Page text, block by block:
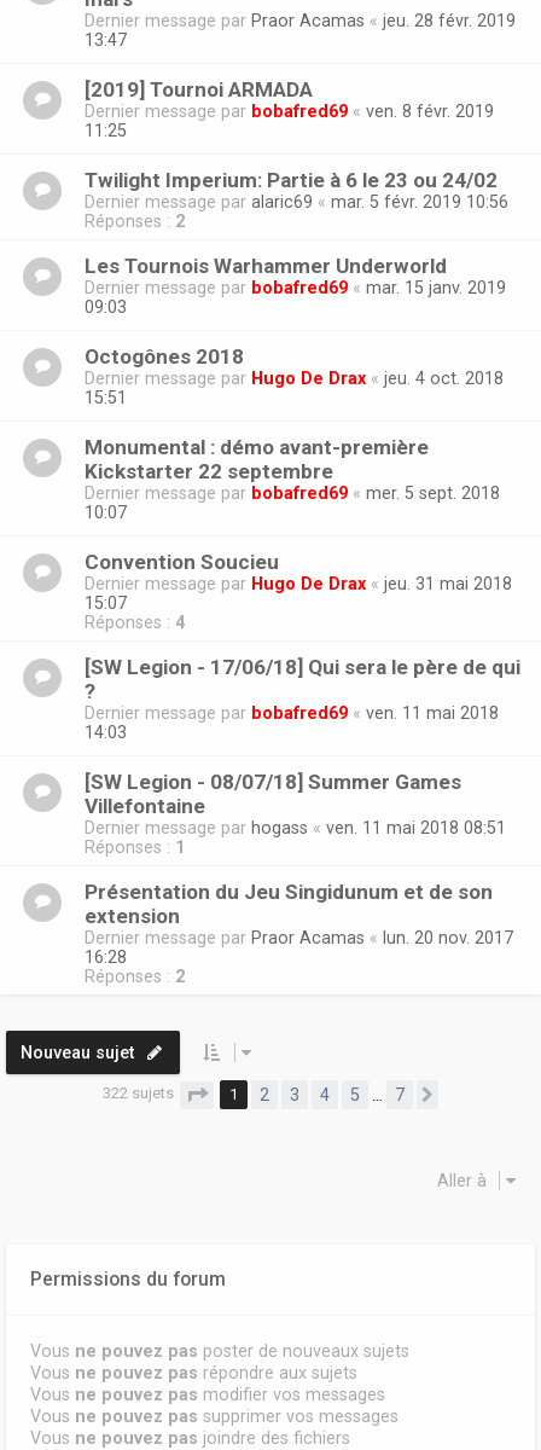
Dernier message par Praor Acamas « jeu. 28 févr. 2019
13:47
[2019] Tournoi ARMADA
Dernier message par bobafred69 « ven. 8 févr. 2019
11:25
Twilight Imperium: Partie à 6 le 23 ou 24/02
Dernier message par alaric69 « mar. 5 févr. 2019 10:56
Réponses : 2
Les Tournois Warhammer Underworld
Dernier message par bobafred69 « mar. 15 janv. 2019
09:03
Octogônes 2018
Dernier message par Hugo De Drax « jeu. 4 oct. 2018
15:51
Monumental : démo avant-première
Kickstarter 22 septembre
Dernier message par bobafred69 « mer. 5 sept. 2018
10:07
Convention Soucieu
Dernier message par Hugo De Drax « jeu. 31 mai 2018
15:07
Réponses : 4
[SW Legion - 17/06/18] Qui sera le père de qui
?
Dernier message par bobafred69 « ven. 11 mai 2018
14:03
[SW Legion - 08/07/18] Summer Games
Villefontaine
Dernier message par hogass « ven. 11 mai 2018 08:51
Réponses : 1
Présentation du Jeu Singidunum et de son
extension
Dernier message par Praor Acamas « lun. 20 nov. 2017
16:28
Réponses : 2
Nouveau sujet
322 sujets Page 1sur
1 2 3 4 5 7
Aller à
Permissions du forum
Vous ne pouvez pas poster de nouveaux sujets
Vous ne pouvez pas répondre aux sujets
Vous ne pouvez pas modifier vos messages
Vous ne pouvez pas supprimer vos messages
Vous ne pouvez pas joindre des fichiers